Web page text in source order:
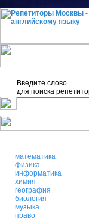
Введите слово
для поиска
математика
физика
информатика
химия
география
биология
музыка
право